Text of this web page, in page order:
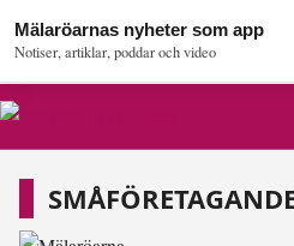
Mälaröarnas nyheter som app
Notiser, artiklar, poddar och video